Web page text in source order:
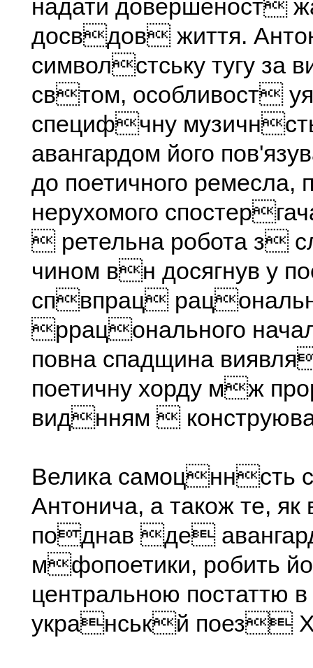
надати довершеност
досвдов життя.
символстську тугу за
свтом, особливост
специфчну
авангардом його
до поетичного ремесла,
нерухомого
 ретельна робота з
чином вн досягнув у
спвпрац
ррацонального
повна спадщина
поетичну хорду мж
виднням 
Велика самоцннсть
Антонича, а також те,
поднав де
мфопоетики, робить
центральною постаттю в
укранськй поез